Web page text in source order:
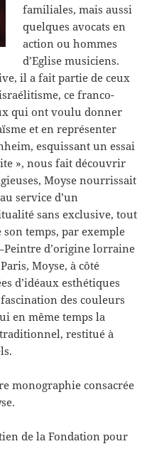
familiales, mais aussi
quelques avocats en
action ou hommes
d’Eglise musiciens.
il a fait partie de ceux
ce franco-
qui ont voulu donner
et en représenter
esquissant un essai
», nous fait découvrir
Moyse nourrissait
service d’un
sans exclusive, tout
son temps, par exemple
d’origine lorraine
Moyse, à côté
d’idéaux esthétiques
des couleurs
en même temps la
restitué à
monographie consacrée
de la Fondation pour